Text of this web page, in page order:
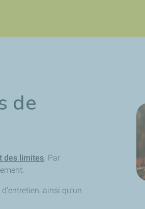
de
des limites . Par
ainsi qu’un